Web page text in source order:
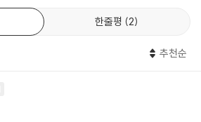
한줄평 2
추천순